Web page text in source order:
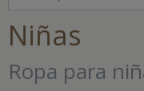
Niñas
Ropa para